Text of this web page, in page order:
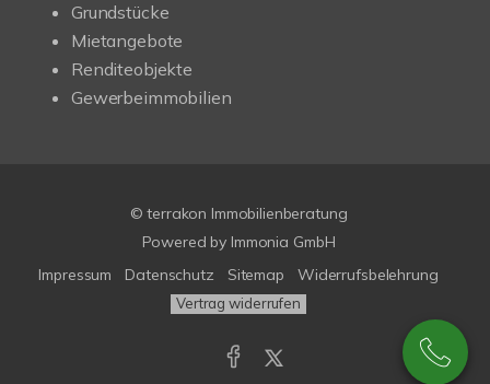
Grundstücke
Mietangebote
Renditeobjekte
Gewerbeimmobilien
© terrakon Immobilienberatung
Powered by Immonia GmbH
Impressum
Datenschutz Sitemap Widerrufsbelehrung
Vertrag widerrufen